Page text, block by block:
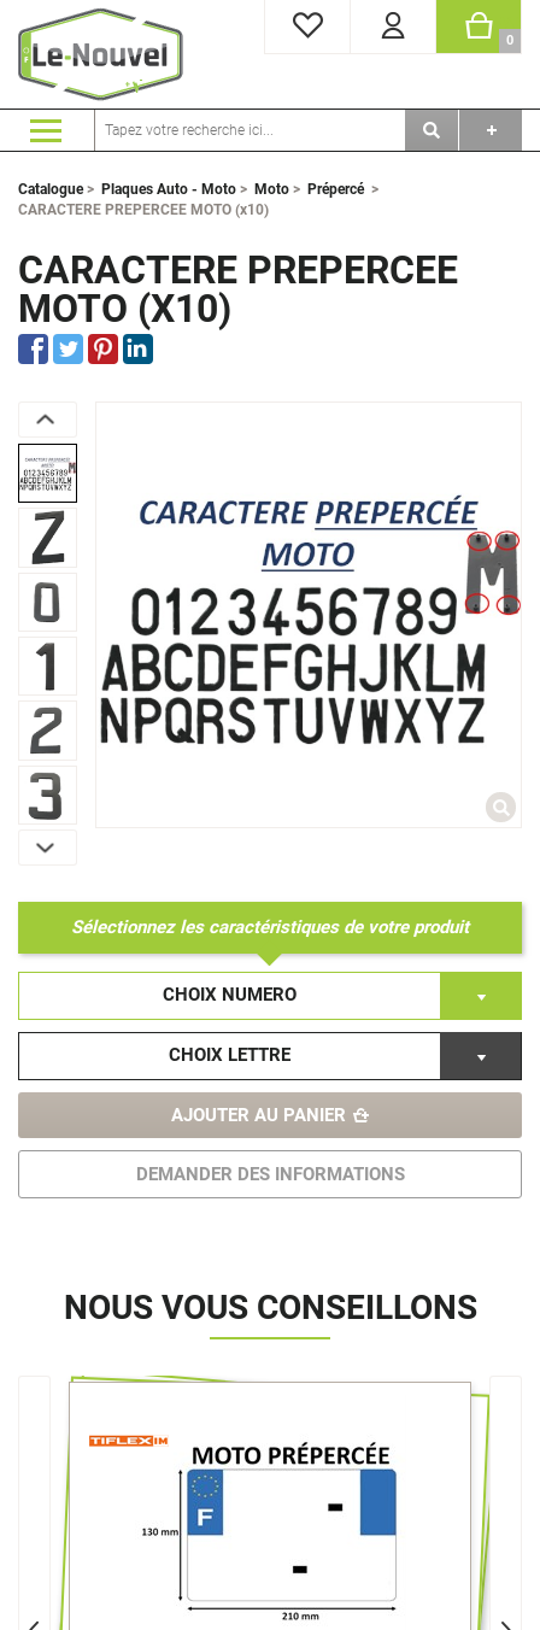
MES FAVORIS
0
Catalogue> Plaques Auto - Moto > Moto > Prépercé>
CARACTERE PREPERCEE MOTO (x10)
CARACTERE PREPERCEE
MOTO (X10)
Sélectionnez les caractéristiques de votre produit
CHOIX NUMERO
CHOIX LETTRE
AJOUTER AU PANIER
DEMANDER DES INFORMATIONS
NOUS VOUS CONSEILLONS